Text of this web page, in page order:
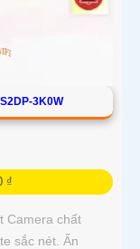
3K0W
₫
Camera chất
sắc nét. Ấn